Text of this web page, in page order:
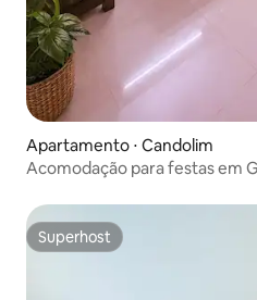
Apartamento ⋅ Candolim
Acomodação para festas em
Superhost
Superhost